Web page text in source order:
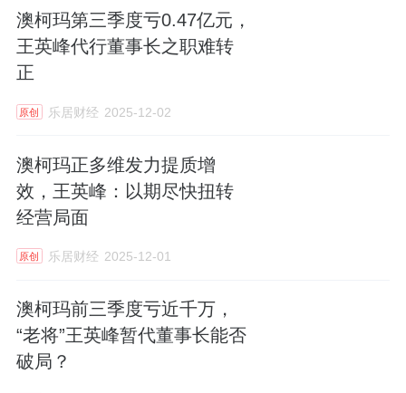
澳柯玛第三季度亏0.47亿元，
王英峰代行董事长之职难转
正
原创 乐居财经 2025-12-02
澳柯玛正多维发力提质增
效，王英峰：以期尽快扭转
经营局面
原创 乐居财经 2025-12-01
澳柯玛前三季度亏近千万，
“老将”王英峰暂代董事长能否
破局？